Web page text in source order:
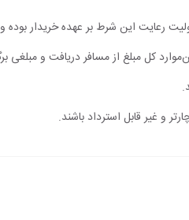
رعایت این شرط بر عهده خریدار
کل مبلغ از مسافر دریافت و
و غیر قابل استرداد باشند.